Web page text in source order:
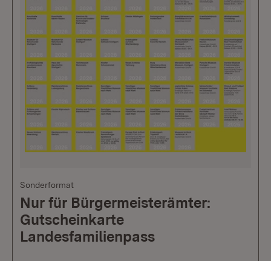
Sonderformat
Nur für Bürgermeisterämter:
Gutscheinkarte
Landesfamilienpass